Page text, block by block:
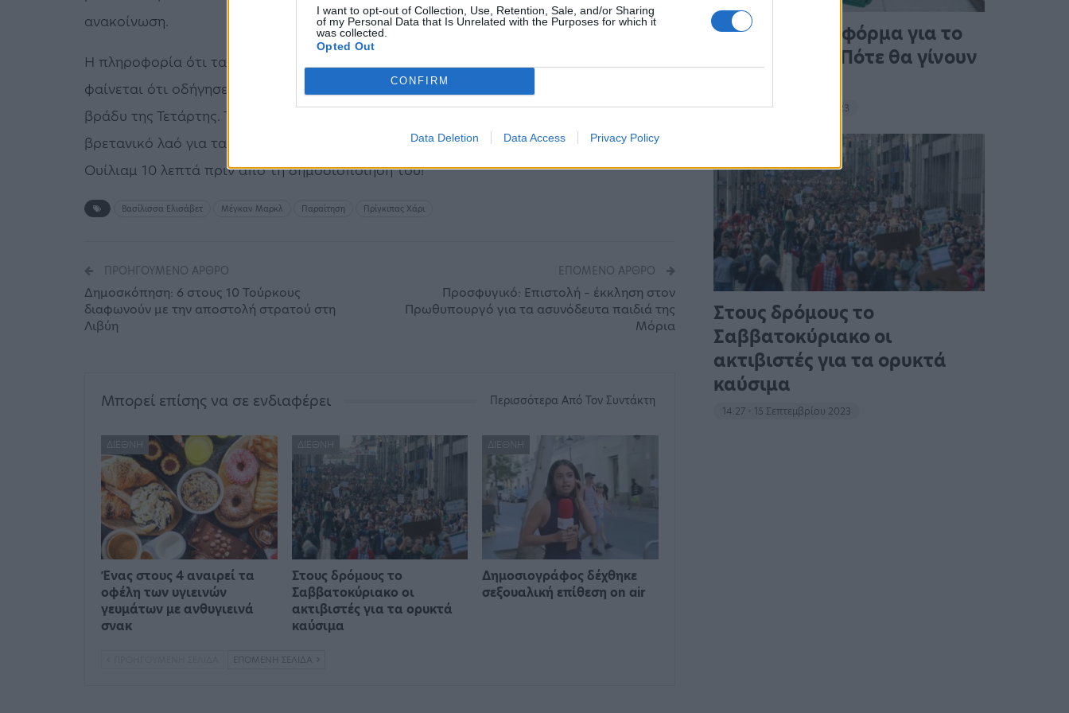
I want to opt-out of Collection, Use, Retention, Sale, and/or Sharing
of my Personal Data that Is Unrelated with the Purposes for which it
was collected.
Opted Out
CONFIRM
Data Deletion Data Access Privacy Policy
ανακοίνωση.
Η πληροφορία ότι τα σχέδια των Σάσεξ είχαν διαρρεύσει στην εφημερίδα «Τhe Sun»
φαίνεται ότι οδήγησε τελικά το ζευγάρι να ανακοινώσει ξαφνικά τα σχέδιά του το
βράδυ της Τετάρτης. Το κείμενο της ανακοίνωσης με το οποίο το ζεύγος ενημέρωνε τον
βρετανικό λαό για τα σχέδιά του, εστάλη στον πρίγκιπα Κάρολο και στον πρίγκιπα
Ουίλιαμ 10 λεπτά πριν από τη δημοσιοποίησή του!
Βασίλισσα Ελισάβετ Μέγκαν Μαρκλ Παραίτηση Πρίγκιπας Χάρι
ΠΡΟΗΓΟΎΜΕΝΟ ΆΡΘΡΟ
Δημοσκόπηση: 6 στους 10 Τούρκους
διαφωνούν με την αποστολή στρατού στη
Λιβύη
ΕΠΌΜΕΝΟ ΆΡΘΡΟ
Προσφυγικό: Επιστολή – έκκληση στον
Πρωθυπουργό για τα ασυνόδευτα παιδιά της
Μόρια
Μπορεί επίσης να σε ενδιαφέρει Περισσότερα Από Τον Συντάκτη
ΔΙΕΘΝΉ
Ένας στους 4 αναιρεί τα
οφέλη των υγιεινών
γευμάτων με ανθυγιεινά
σνακ
ΔΙΕΘΝΉ
Στους δρόμους το
Σαββατοκύριακο οι
ακτιβιστές για τα ορυκτά
καύσιμα
ΔΙΕΘΝΉ
Δημοσιογράφος δέχθηκε
σεξουαλική επίθεση on air
ΕΠΌΜΕΝΗ ΣΕΛΊΔΑ
Άνοιξε η πλατφόρμα για το
Market Pass – Πότε θα γίνουν
15:13 - 15 Σεπτεμβρίου 2023
Στους δρόμους το
Σαββατοκύριακο οι
ακτιβιστές για τα ορυκτά
καύσιμα
14:27 - 15 Σεπτεμβρίου 2023